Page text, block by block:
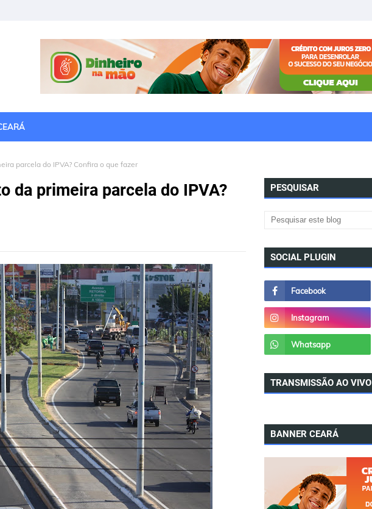
parcela do IPVA? Confira o que fazer
da primeira parcela do IPVA? PESQUISAR
SOCIAL PLUGIN
TRANSMISSÃO AO VIVO
BANNER CEARÁ